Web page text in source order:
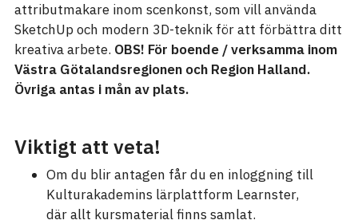
attributmakare inom scenkonst, som vill använda
SketchUp och modern 3D-teknik för att förbättra ditt
kreativa arbete. OBS! För boende / verksamma inom
Västra Götalandsregionen och Region Halland.
Övriga antas i mån av plats.
Viktigt att veta!
Om du blir antagen får du en inloggning till
Kulturakademins lärplattform Learnster,
där allt kursmaterial finns samlat.